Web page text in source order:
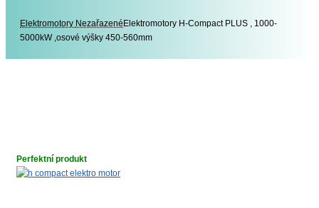
Elektromotory Elektromotory
Nezařazené Elektromotory H-Compact PLUS , 1000-
5000kW ,osové výšky 450-560mm
Perfektní produkt